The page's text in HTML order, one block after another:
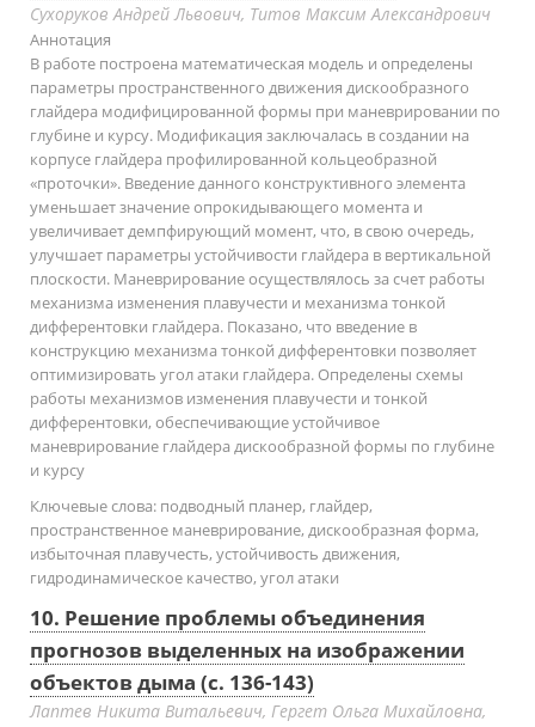
Сухоруков Андрей Львович, Титов Максим Александрович
Аннотация
В работе построена математическая модель и определены
параметры пространственного движения дискообразного
глайдера модифицированной формы при маневрировании по
глубине и курсу. Модификация заключалась в создании на
корпусе глайдера профилированной кольцеобразной
«проточки». Введение данного конструктивного элемента
уменьшает значение опрокидывающего момента и
увеличивает демпфирующий момент, что, в свою очередь,
улучшает параметры устойчивости глайдера в вертикальной
плоскости. Маневрирование осуществлялось за счет работы
механизма изменения плавучести и механизма тонкой
дифферентовки глайдера. Показано, что введение в
конструкцию механизма тонкой дифферентовки позволяет
оптимизировать угол атаки глайдера. Определены схемы
работы механизмов изменения плавучести и тонкой
дифферентовки, обеспечивающие устойчивое
маневрирование глайдера дискообразной формы по глубине
и курсу
Ключевые слова: подводный планер, глайдер,
пространственное маневрирование, дискообразная форма,
избыточная плавучесть, устойчивость движения,
гидродинамическое качество, угол атаки
10. Решение проблемы объединения
прогнозов выделенных на изображении
объектов дыма (с. 136-143)
Лаптев Никита Витальевич, Гергет Ольга Михайловна,